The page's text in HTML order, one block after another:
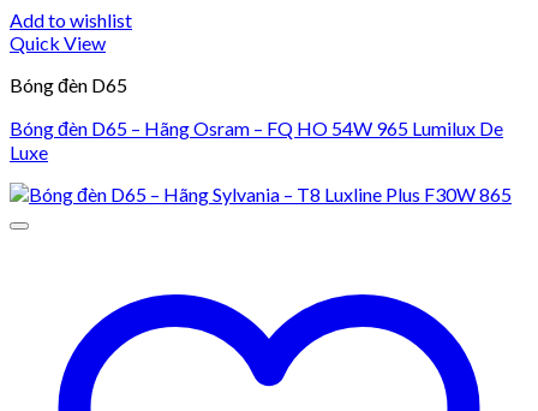
Add to wishlist
Quick View
Bóng đèn D65
Bóng đèn D65 – Hãng Osram – FQ HO 54W 965 Lumilux De
Luxe